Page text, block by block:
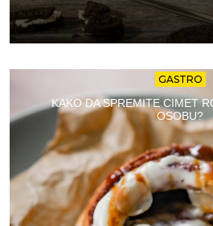
GASTRO
KAKO DA SPREMITE CIMET
OSOBU?